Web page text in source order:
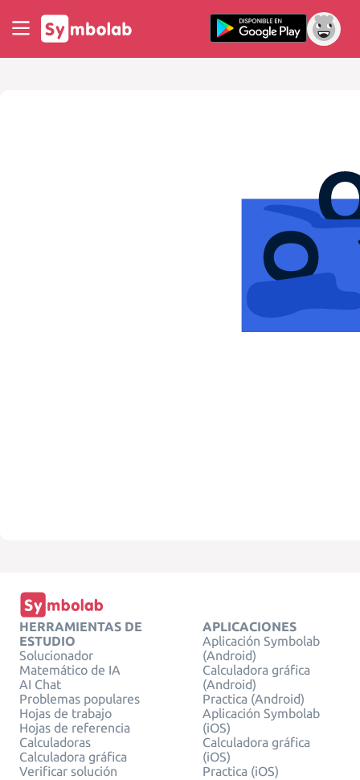
HERRAMIENTAS DE
ESTUDIO
Solucionador
Matemático de IA
AI Chat
Problemas populares
Hojas de trabajo
Hojas de referencia
Calculadoras
Calculadora gráfica
Verificar solución
APLICACIONES
Aplicación Symbolab
(Android)
Calculadora gráfica
(Android)
Practica (Android)
Aplicación Symbolab
(iOS)
Calculadora gráfica
(iOS)
Practica (iOS)